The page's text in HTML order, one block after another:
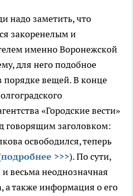
надо заметить, что
закоренелым и
именно Воронежской
для него подобное
порядке вещей. В конце
«Городские вести»
говорящим заголовком:
освободился, теперь
подробнее >>>). По сути,
и весьма неоднозначная
а также информация о его